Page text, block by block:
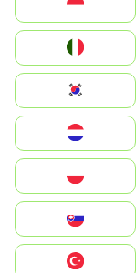
South Korea
United States